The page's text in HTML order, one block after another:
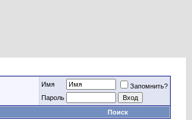
Имя
Запомнить?
Пароль
Поиск